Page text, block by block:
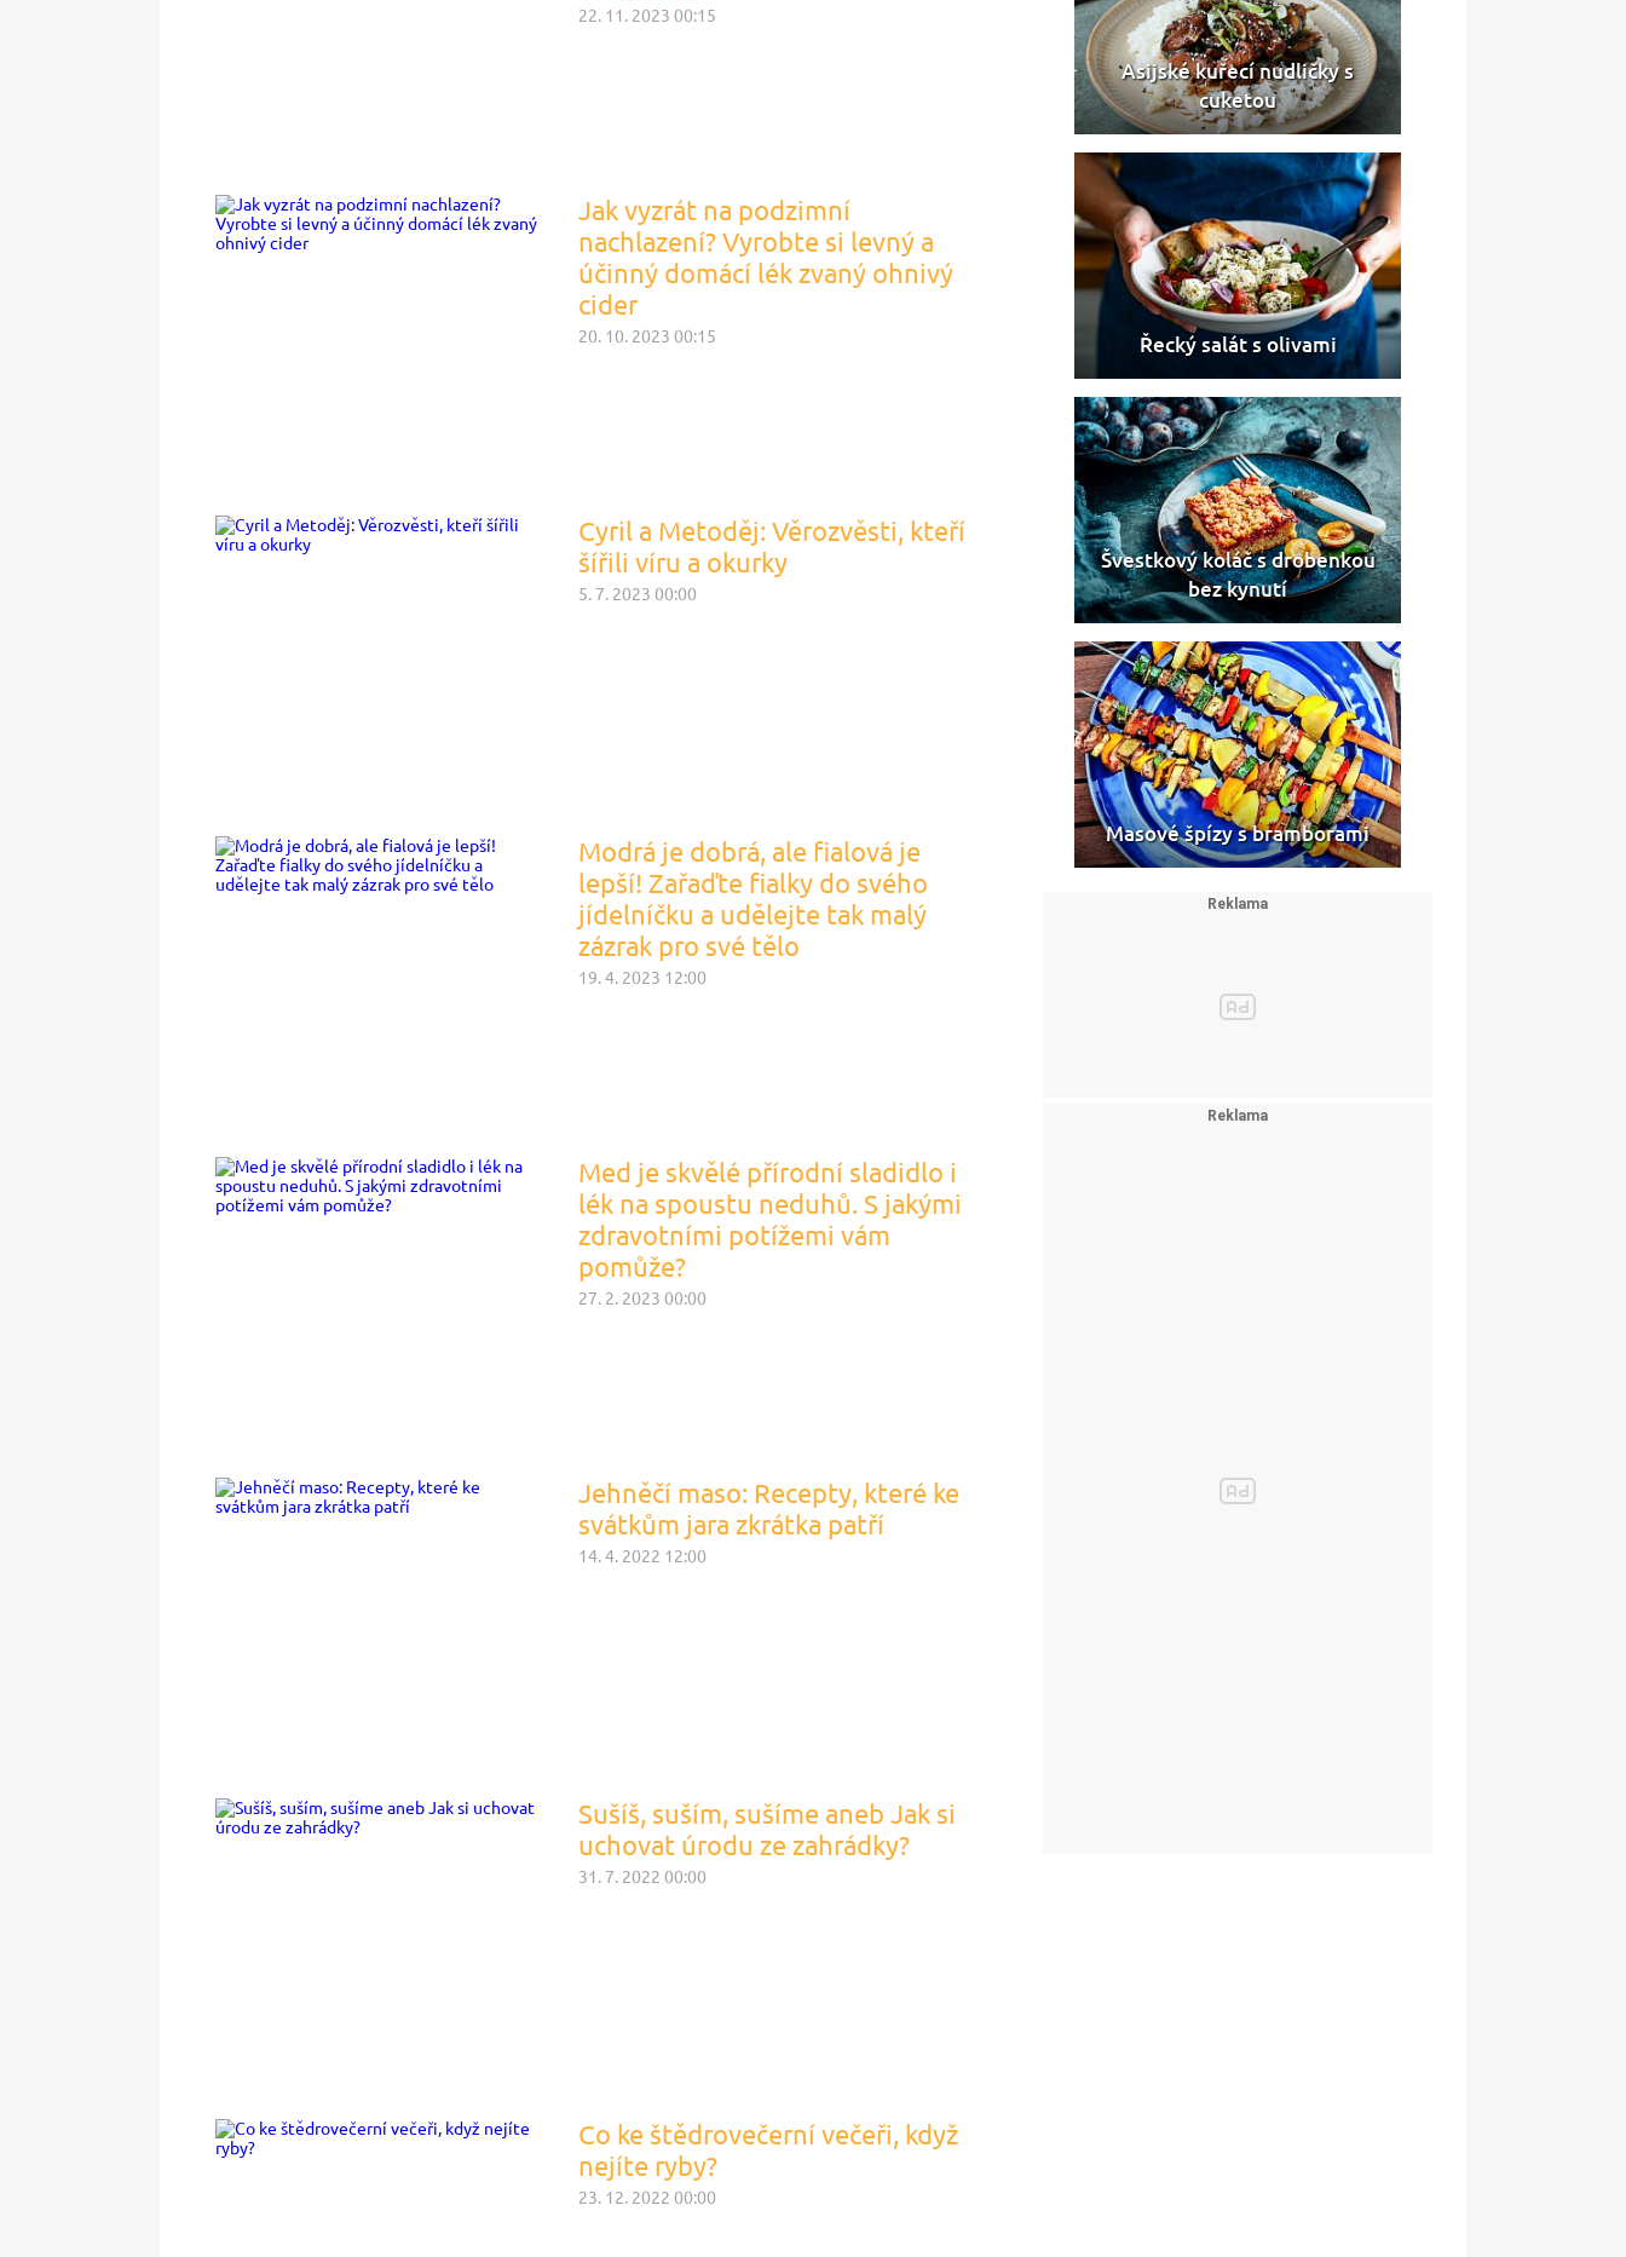
22. 11. 2023 00:15
Jak vyzrát na podzimní
nachlazení? Vyrobte si levný a
účinný domácí lék zvaný ohnivý
cider
20. 10. 2023 00:15
Cyril a Metoděj: Věrozvěsti, kteří
šířili víru a okurky
5. 7. 2023 00:00
Modrá je dobrá, ale fialová je
lepší! Zařaďte fialky do svého
jídelníčku a udělejte tak malý
zázrak pro své tělo
19. 4. 2023 12:00
Med je skvělé přírodní sladidlo i
lék na spoustu neduhů. S jakými
zdravotními potížemi vám
pomůže?
27. 2. 2023 00:00
Jehněčí maso: Recepty, které ke
svátkům jara zkrátka patří
14. 4. 2022 12:00
Sušíš, suším, sušíme aneb Jak si
uchovat úrodu ze zahrádky?
31. 7. 2022 00:00
Co ke štědrovečerní večeři, když
nejíte ryby?
23. 12. 2022 00:00
Asijské kuřecí nudličky s
cuketou
Řecký salát s olivami
Švestkový koláč s drobenkou
bez kynutí
Masové špízy s bramborami